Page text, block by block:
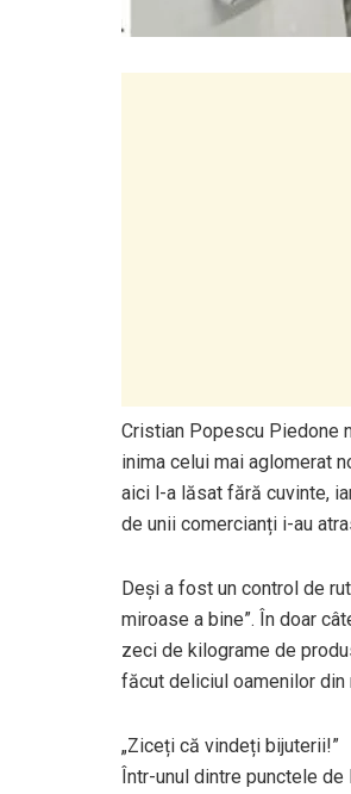
Cristian Popescu Piedone
inima celui mai aglomerat
aici l-a lăsat fără cuvinte,
de unii comercianți i-au
Deși a fost un control de
miroase a bine”. În doar
zeci de kilograme de
făcut deliciul oamenilor din
„Ziceți că vindeți bijuterii!”
Într-unul dintre punctele